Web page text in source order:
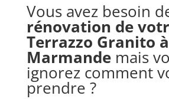
Vous avez besoin
rénovation de
Terrazzo Granito à
Marmande mais
ignorez comment
prendre ?